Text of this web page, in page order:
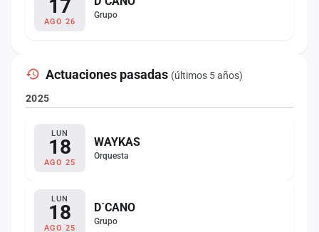
17
AGO 26
Grupo
Actuaciones pasadas (últimos 5 años)
2025
LUN
18
AGO 25
WAYKAS
Orquesta
LUN
18
AGO 25
D´CANO
Grupo